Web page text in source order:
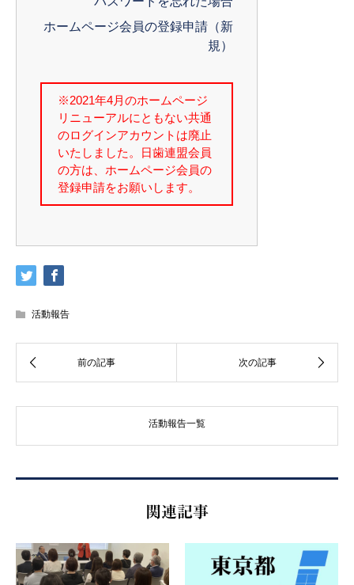
ホームページ会員の登録申請（新
規）
活動報告
活動報告一覧
関連記事